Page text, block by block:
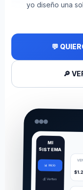
yo diseño una
💬
🔎
MI
SISTEMA
📊 Inicio
💰 Ventas